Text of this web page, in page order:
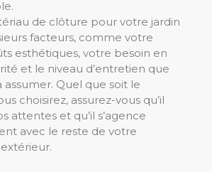
de clôture pour votre jardin
facteurs, comme votre
esthétiques, votre besoin en
et le niveau d’entretien que
Quel que soit le
choisirez, assurez-vous qu’il
attentes et qu’il s’agence
avec le reste de votre